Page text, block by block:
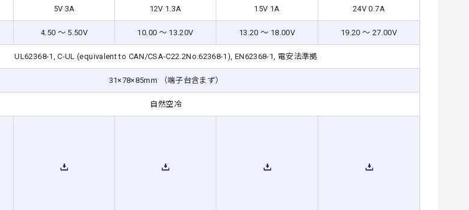
5V 3A 12V 1.3A 15V 1A 24V 0.7A
4.50 ～ 5.50V 10.00 ～ 13.20V 13.20 ～ 18.00V 19.20 ～ 27.00V
UL62368-1, C-UL (equivalent to CAN/CSA-C22.2No.62368-1), EN62368-1, 電安法準拠
31×78×85mm （端子台含まず）
自然空冷